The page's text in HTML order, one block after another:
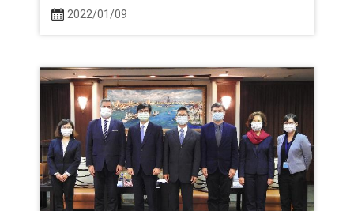
2022/01/09